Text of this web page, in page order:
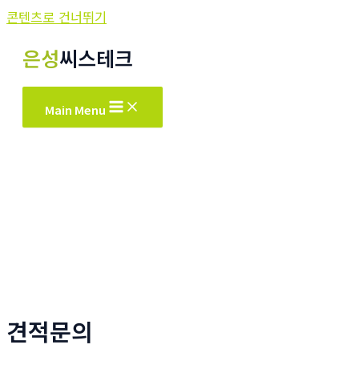
콘텐츠로 건너뛰기
은성씨스테크
Main Menu
견적문의